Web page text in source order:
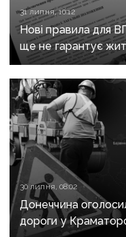
31 липня, 10:12
Нові правила для
ще не гарантує
30 липня, 08:02
Донеччина
дороги у